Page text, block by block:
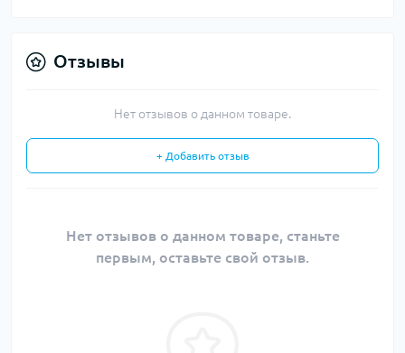
Отзывы
Нет отзывов о данном товаре.
+ Добавить отзыв
Нет отзывов о данном товаре, станьте
первым, оставьте свой отзыв.